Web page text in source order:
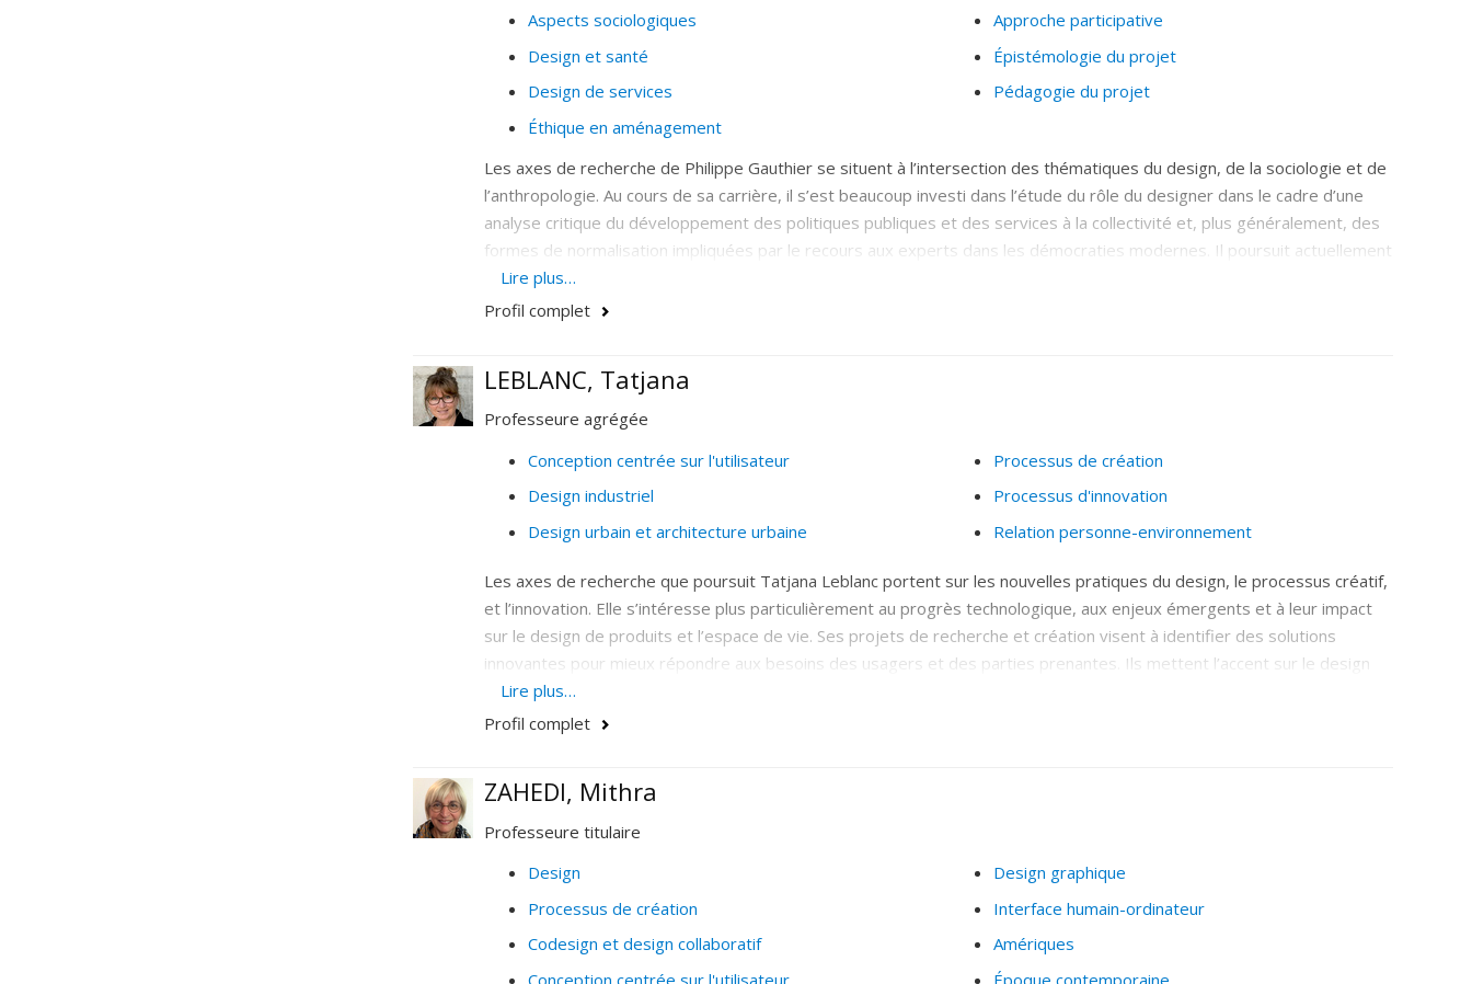
Aspects sociologiques
Design et santé
Design de services
Éthique en aménagement
Approche participative
Épistémologie du projet
Pédagogie du projet
Les axes de recherche de Philippe Gauthier se situent à l’intersection des thématiques du design, de la sociologie et de
l’anthropologie. Au cours de sa carrière, il s’est beaucoup investi dans l’étude du rôle du designer dans le cadre d’une
analyse critique du développement des politiques publiques et des services à la collectivité et, plus généralement, des
formes de normalisation impliquées par le recours aux experts dans les démocraties modernes. Il poursuit actuellement
trois axes de recherche :
- Analyse de la dynamique disciplinaire du design dans l'institution universitaire (enseignement supérieur et implantation
- Responsabilité, morale et éthique en design (condition du développement moral des innovateurs, biais de conception
et injustices);
- Connaissance de l'expérience-usager et son application dans le design de services publics (questions
expérience-patient dans les services de santé).
Lire plus…
Profil complet
LEBLANC, Tatjana
Professeure agrégée
Conception centrée sur l'utilisateur
Design industriel
Design urbain et architecture urbaine
Processus de création
Processus d'innovation
Relation personne-environnement
Les axes de recherche que poursuit Tatjana Leblanc portent sur les nouvelles pratiques du design, le processus créatif,
et l’innovation. Elle s’intéresse plus particulièrement au progrès technologique, aux enjeux émergents et à leur impact
sur le design de produits et l’espace de vie. Ses projets de recherche et création visent à identifier des solutions
innovantes pour mieux répondre aux besoins des usagers et des parties prenantes. Ils mettent l’accent sur le design
inclusif, le contexte d’usage et les facteurs humains englobant la dimension perceptuelle et expérientielle.
À titre de chercheure, elle collabore avec le laboratoire DOMUS à l’Université de Sherbrooke et avec la Chaire de
population vieillissante, et la conception des interfaces intuitives. Au sein de la Chaire en paysage et environnement de
d'équipements techniques en milieu urbain en partenariat avec Hydro-Québec, la Ville de Montréal et le CQRDA.
Lire plus…
Profil complet
ZAHEDI, Mithra
Professeure titulaire
Design
Processus de création
Codesign et design collaboratif
Conception centrée sur l'utilisateur
Design graphique
Interface humain-ordinateur
Amériques
Époque contemporaine